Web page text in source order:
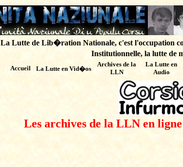
La Lutte de Lib�ration Nationale, c'est l'occupation
Institutionnelle, la lutte de
Accueil La Lutte en Vid�os
Archives de la
LLN
La Lutte en
Audio
Les archives de la LLN en